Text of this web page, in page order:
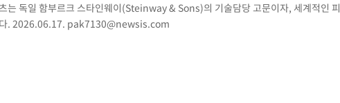
는 독일 함부르크 스타인웨이(Steinway & Sons)의 기술담당 고문이자, 세계적인 피
. 2026.06.17. pak7130@newsis.com